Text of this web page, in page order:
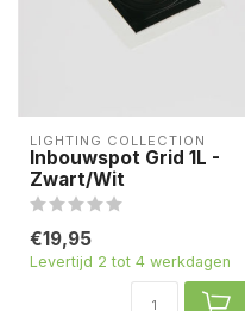
LIGHTING COLLECTION
Inbouwspot Grid 1L -
Zwart/Wit
€19,95
Levertijd 2 tot 4 werkdagen